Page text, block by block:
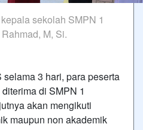
sekolah SMPN 1
M, Si.
3 hari, para peserta
di SMPN 1
akan mengikuti
maupun non akademik